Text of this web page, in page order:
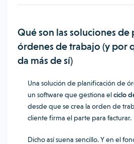
Qué son las soluciones
órdenes de trabajo (y por
da más de sí)
Una solución de planificación de
un software que gestiona elciclo
desde que se crea la orden de
cliente firma el parte para facturar.
Dicho así suena sencillo. Y en el